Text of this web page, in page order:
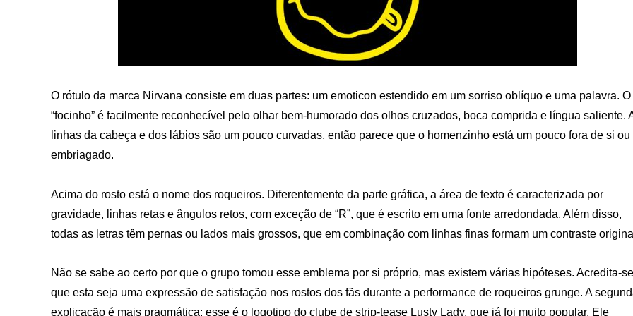
O rótulo da marca Nirvana consiste em duas partes: um emoticon estendido em um sorriso oblíquo e uma palavra. O
“focinho” é facilmente reconhecível pelo olhar bem-humorado dos olhos cruzados, boca comprida e língua saliente.
linhas da cabeça e dos lábios são um pouco curvadas, então parece que o homenzinho está um pouco fora de si ou
embriagado.
Acima do rosto está o nome dos roqueiros. Diferentemente da parte gráfica, a área de texto é caracterizada por
gravidade, linhas retas e ângulos retos, com exceção de “R”, que é escrito em uma fonte arredondada. Além disso,
todas as letras têm pernas ou lados mais grossos, que em combinação com linhas finas formam um contraste
Não se sabe ao certo por que o grupo tomou esse emblema por si próprio, mas existem várias hipóteses. Acredita-se
que esta seja uma expressão de satisfação nos rostos dos fãs durante a performance de roqueiros grunge. A
explicação é mais pragmática: esse é o logotipo do clube de strip-tease Lusty Lady, que já foi muito popular. Ele